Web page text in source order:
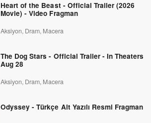
Heart of the Beast - Official Trailer (2026
Movie) - Video Fragman
Aksiyon, Dram, Macera
The Dog Stars - Official Trailer - In Theaters
Aug 28
Aksiyon, Dram, Macera
Odyssey - Türkçe Alt Yazılı Resmi Fragman